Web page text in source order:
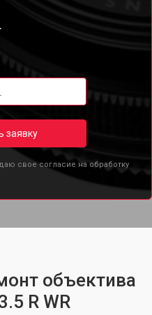
заявку
свое согласие на обработку
объектива
R WR